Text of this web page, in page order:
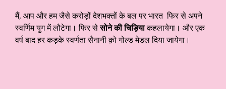
मैं, आप और हम जैसे करोड़ों देशभक्तों के बल पर भारत फिर से अपने
स्वर्णिम युग में लौटेगा। फिर सेसोने की चिड़ियाकहलायेगा। और एक
वर्ष बाद हर कड़के स्वर्णता सैनानी क़ो गोल्ड मेडल दिया जायेगा।